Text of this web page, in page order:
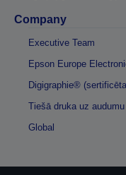
Company
Executive Team
Epson Europe
Digigraphie®
Tiešā druka uz audumu
Global